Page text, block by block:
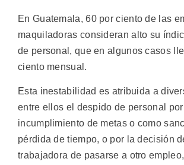
En Guatemala, 60 por ciento de las
maquiladoras consideran alto su
de personal, que en algunos casos
ciento mensual.
Esta inestabilidad es atribuida a
entre ellos el despido de personal por
incumplimiento de metas o como
pérdida de tiempo, o por la decisión
trabajadora de pasarse a otro